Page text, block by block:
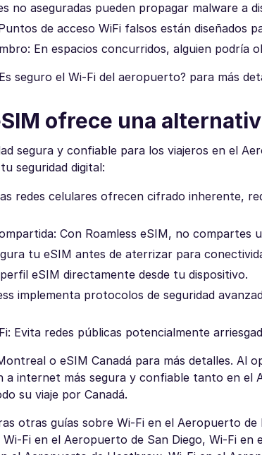
no aseguradas pueden propagar malware a
de acceso WiFi falsos están diseñados
En espacios concurridos, alguien podría
seguro el Wi-Fi del aeropuerto? para más
ofrece una
segura y confiable para los viajeros en el
seguridad digital:
redes celulares ofrecen cifrado inherente,
Con Roamless eSIM, no compartes
tu eSIM antes de aterrizar para
eSIM directamente desde tu dispositivo.
implementa protocolos de seguridad
Evita redes públicas potencialmente
o eSIM Canadá para más detalles. Al
a internet más segura y confiable tanto en
su viaje por Canadá.
otras guías sobre Wi-Fi en el Aeropuerto
Fi en el Aeropuerto de San Diego, Wi-Fi en